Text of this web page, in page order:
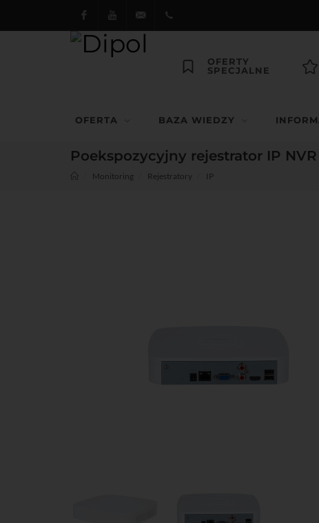
FacebookYoutubedipol@dipol.com.pl
OFERTY
SPECJALNE
OFERTA BAZA WIEDZY
Poekspozycyjny rejestrator IP NVR
Monitoring Rejestratory IP